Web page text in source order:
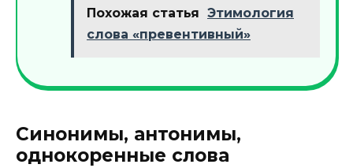
Похожая статья Этимология
слова «превентивный»
Синонимы, антонимы,
однокоренные слова